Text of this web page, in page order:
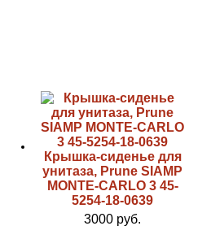
Крышка-сиденье для
унитаза, Prune SIAMP
MONTE-CARLO 3 45-
5254-18-0639
3000 руб.